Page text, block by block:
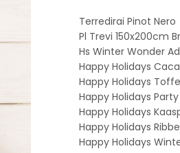
Terredirai Pinot Nero
Pl Trevi 150x200cm
Hs Winter Wonder
Happy Holidays
Happy Holidays
Happy Holidays
Happy Holidays
Happy Holidays
Happy Holidays